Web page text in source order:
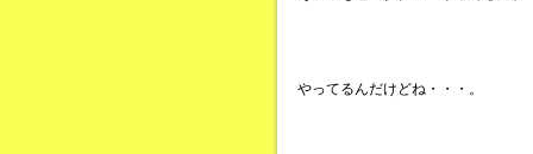
やってるんだけどね・・・。